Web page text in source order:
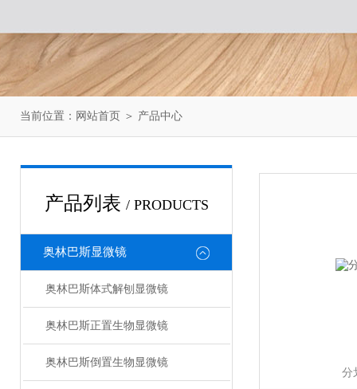
当前位置： 网站首页 ＞ 产品中心
产品列表 / PRODUCTS
奥林巴斯显微镜
奥林巴斯体式解刨显微镜
奥林巴斯正置生物显微镜
奥林巴斯倒置生物显微镜
分